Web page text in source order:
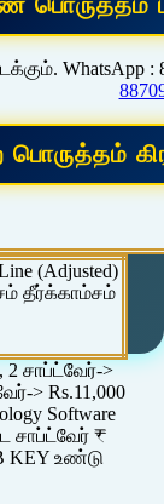
WhatsApp :
(Adjusted)
தீர்க்காம்சம்
2 சாப்ட்வேர்->
> Rs.11,000
Software
சாப்ட்வேர் ₹
KEY உண்டு